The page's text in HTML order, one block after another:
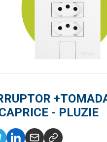
- PLUZIE